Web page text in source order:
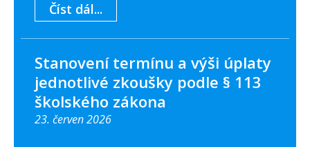
Číst dál...
Stanovení termínu a výši úplaty
jednotlivé zkoušky podle § 113
školského zákona
23. červen 2026